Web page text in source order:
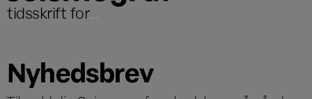
tidsskrift for...
Nyhedsbrev